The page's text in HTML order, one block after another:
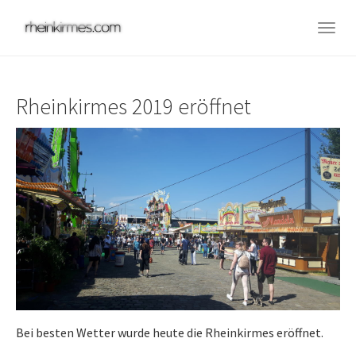
Rheinkirmes 2019 eröffnet
Bei besten Wetter wurde heute die Rheinkirmes eröffnet.